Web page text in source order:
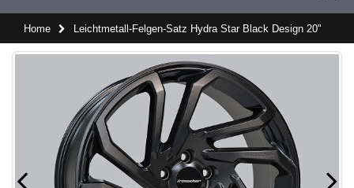
Home Leichtmetall-Felgen-Satz Hydra Star Black Design 20"